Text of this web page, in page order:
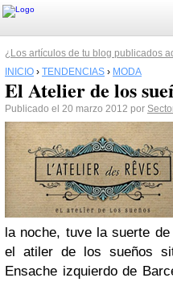
¿Los artículos de tu blog publicados
INICIO › TENDENCIAS › MODA
El Atelier de los
Publicado el 20 marzo 2012 por
la noche, tuve la suerte
el atiler de los sueños
Ensache izquierdo de